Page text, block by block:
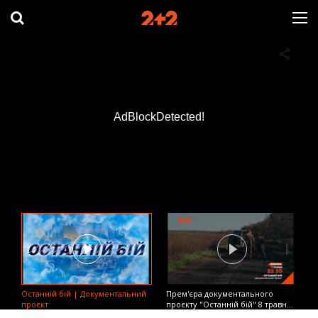
AdBlockDetected!
Останній бій | Документальний
проєкт
Прем'єра документального
проєкту "Останній бій" 8 травня